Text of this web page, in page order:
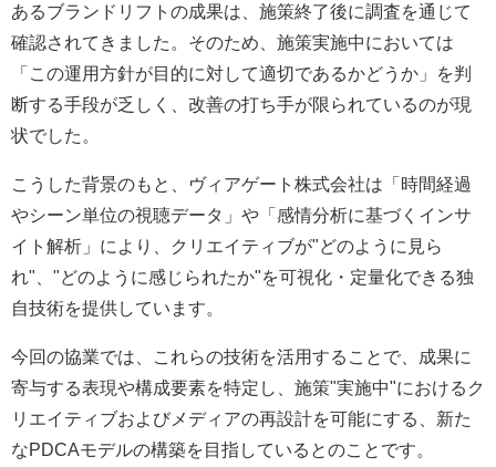
あるブランドリフトの成果は、施策終了後に調査を通じて
確認されてきました。そのため、施策実施中においては
「この運用方針が目的に対して適切であるかどうか」を判
断する手段が乏しく、改善の打ち手が限られているのが現
状でした。
こうした背景のもと、ヴィアゲート株式会社は「時間経過
やシーン単位の視聴データ」や「感情分析に基づくインサ
イト解析」により、クリエイティブが"どのように見ら
れ"、"どのように感じられたか"を可視化・定量化できる独
自技術を提供しています。
今回の協業では、これらの技術を活用することで、成果に
寄与する表現や構成要素を特定し、施策"実施中"におけるク
リエイティブおよびメディアの再設計を可能にする、新た
なPDCAモデルの構築を目指しているとのことです。